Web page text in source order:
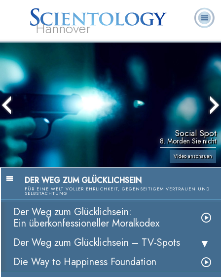
Hannover
Hubbard
Social Spot
8. Morden Sie nicht
Video anschauen
DER WEG ZUM GLÜCKLICHSEIN
FÜR EINE WELT VOLLER EHRLICHKEIT, GEGENSEITIGEM VERTRAUEN UND
SELBSTACHTUNG
Der Weg zum Glücklichsein:
Ein überkonfessioneller Moralkodex
Der Weg zum Glücklichsein – TV-Spots
Die Way to Happiness Foundation